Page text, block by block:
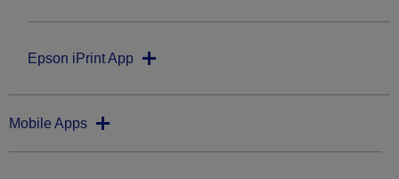
Epson iPrint App
Mobile Apps